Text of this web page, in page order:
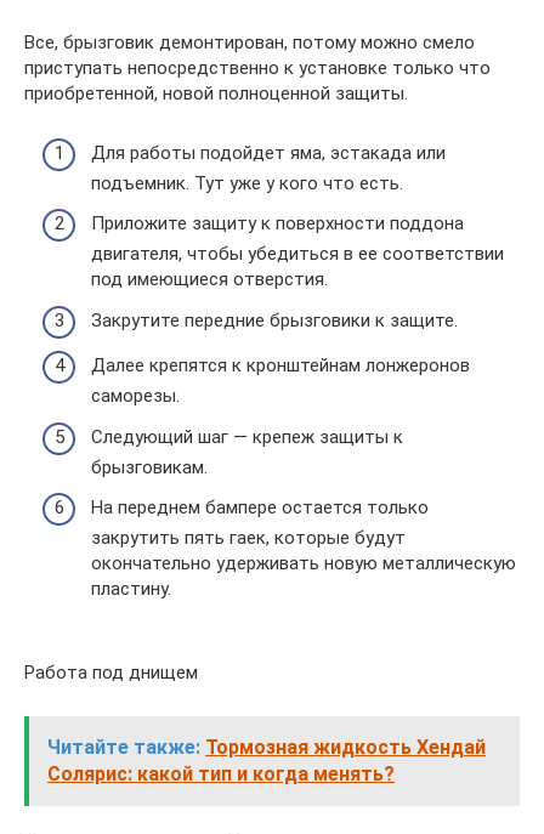
Все, брызговик демонтирован, потому можно смело
приступать непосредственно к установке только что
приобретенной, новой полноценной защиты.
Для работы подойдет яма, эстакада или
подъемник. Тут уже у кого что есть.
Приложите защиту к поверхности поддона
двигателя, чтобы убедиться в ее соответствии
под имеющиеся отверстия.
Закрутите передние брызговики к защите.
Далее крепятся к кронштейнам лонжеронов
саморезы.
Следующий шаг — крепеж защиты к
брызговикам.
На переднем бампере остается только
закрутить пять гаек, которые будут
окончательно удерживать новую металлическую
пластину.
Работа под днищем
Читайте также: Тормозная жидкость Хендай
Солярис: какой тип и когда менять?